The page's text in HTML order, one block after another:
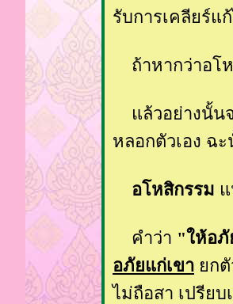
รับการเคลียร์แ
ถ้าหากว่าอโห
ล้วอย่างนั้นจะ
หลอกตัวเอง ฉ
อโหสิกรรม
คำว่า "ให้อภั
อภัยแก่เขา กตั
ไม่ถือสา เปรีย